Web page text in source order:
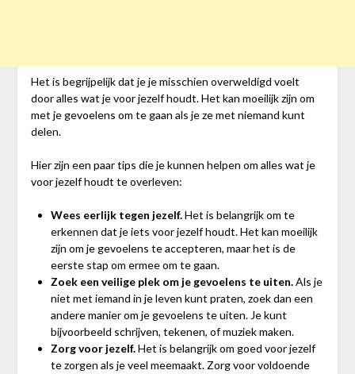
Het is begrijpelijk dat je je misschien overweldigd voelt
door alles wat je voor jezelf houdt. Het kan moeilijk zijn om
met je gevoelens om te gaan als je ze met niemand kunt
delen.
Hier zijn een paar tips die je kunnen helpen om alles wat je
voor jezelf houdt te overleven:
Wees eerlijk tegen jezelf.Het is belangrijk om te
erkennen dat je iets voor jezelf houdt. Het kan moeilijk
zijn om je gevoelens te accepteren, maar het is de
eerste stap om ermee om te gaan.
Zoek een veilige plek om je gevoelens te uiten.Als je
niet met iemand in je leven kunt praten, zoek dan een
andere manier om je gevoelens te uiten. Je kunt
bijvoorbeeld schrijven, tekenen, of muziek maken.
Zorg voor jezelf.Het is belangrijk om goed voor jezelf
te zorgen als je veel meemaakt. Zorg voor voldoende